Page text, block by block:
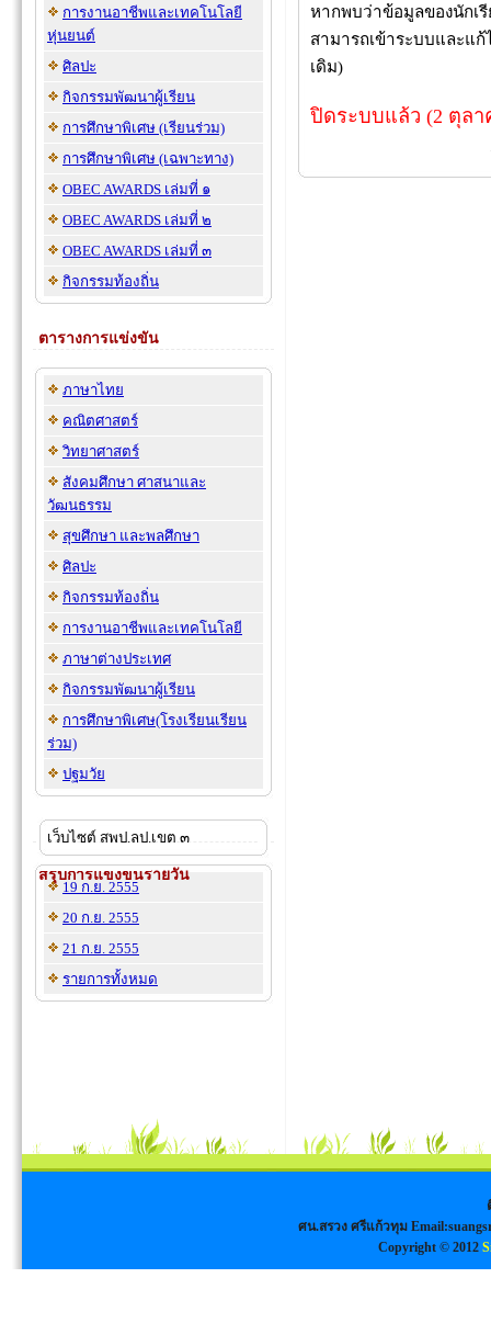
การงานอาชีพและเทคโนโลยี
หุ่นยนต์
ศิลปะ
กิจกรรมพัฒนาผู้เรียน
การศึกษาพิเศษ (เรียนร่วม)
การศึกษาพิเศษ (เฉพาะทาง)
OBEC AWARDS เล่มที่ ๑
OBEC AWARDS เล่มที่ ๒
OBEC AWARDS เล่มที่ ๓
กิจกรรมท้องถิ่น
ตารางการแข่งขัน
ภาษาไทย
คณิตศาสตร์
วิทยาศาสตร์
สังคมศึกษา ศาสนาและ
วัฒนธรรม
สุขศึกษา และพลศึกษา
ศิลปะ
กิจกรรมท้องถิ่น
การงานอาชีพและเทคโนโลยี
ภาษาต่างประเทศ
กิจกรรมพัฒนาผู้เรียน
การศึกษาพิเศษ(โรงเรียนเรียน
ร่วม)
ปฐมวัย
เว็บไซต์ สพป.ลป.เขต ๓
สรุปการแข่งขันรายวัน
19 ก.ย. 2555
20 ก.ย. 2555
21 ก.ย. 2555
รายการทั้งหมด
หากพบว่าข้อมูลของนักเ
สามารถเข้าระบบและแ
เดิม)
ปิดระบบแล้ว (2 ตุลา
ศน.สรวง ศรีแก้วทุม Email:
Copyright © 2012